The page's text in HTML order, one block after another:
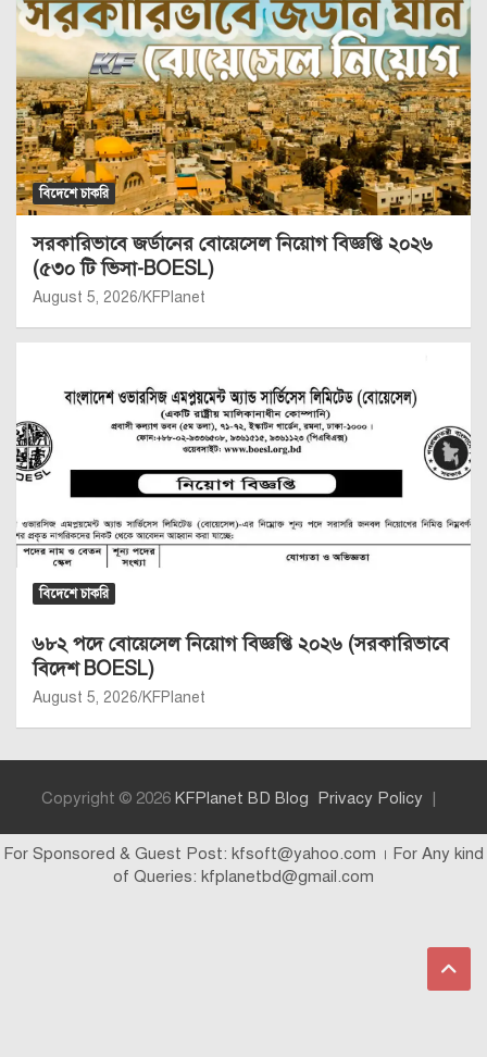
বিদেশে চাকরি
সরকারিভাবে জর্ডানের বোয়েসেল নিয়োগ বিজ্ঞপ্তি ২০২৬
(৫৩০ টি ভিসা-BOESL)
August 5, 2026 KFPlanet
বিদেশে চাকরি
৬৮২ পদে বোয়েসেল নিয়োগ বিজ্ঞপ্তি ২০২৬ (সরকারিভাবে
বিদেশ BOESL)
August 5, 2026 KFPlanet
Copyright © 2026 KFPlanet BD Blog Privacy Policy
For Sponsored & Guest Post: kfsoft@yahoo.com । For Any kind
of Queries: kfplanetbd@gmail.com